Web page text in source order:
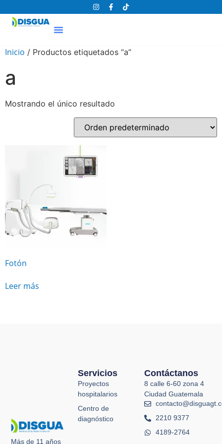
Inicio / Productos etiquetados “a”
a
Mostrando el único resultado
Fotón
Leer más
Más de 11 años
Servicios
Proyectos
hospitalarios
Centro de
diagnóstico
Contáctanos
8 calle 6-60 zona 4
Ciudad Guatemala
2210 9377
4189-2764